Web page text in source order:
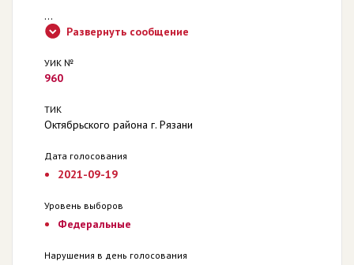
...
Развернуть сообщение
УИК №
960
ТИК
Октябрьского района г. Рязани
Дата голосования
2021-09-19
Уровень выборов
Федеральные
Нарушения в день голосования